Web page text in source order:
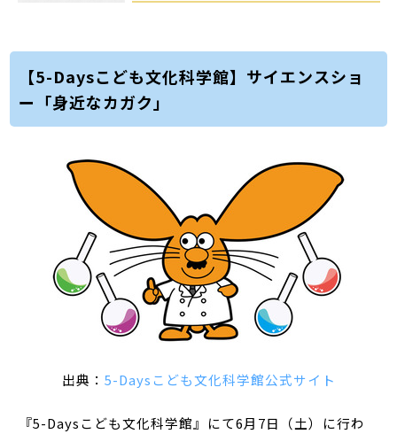
【5-Daysこども文化科学館】サイエンスショ
ー「身近なカガク」
出典： 5-Daysこども文化科学館公式サイト
『5-Daysこども文化科学館』にて6月7日（土）に行わ